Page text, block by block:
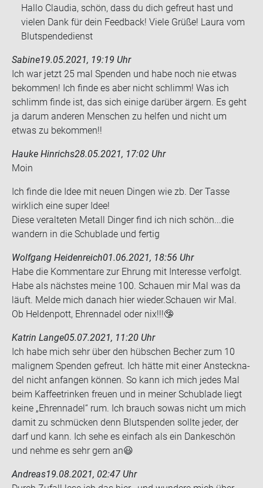
Hallo Claudia, schön, dass du dich gefreut hast und
vielen Dank für dein Feedback! Viele Grüße! Laura vom
Blutspendedienst
Sabine19.05.2021, 19:19 Uhr
Ich war jetzt 25 mal Spen­den und habe noch nie etwas
be­kom­men! Ich finde es aber nicht schlimm! Was ich
schlimm finde ist, das sich ei­ni­ge dar­über är­gern. Es geht
ja darum an­de­ren Men­schen zu hel­fen und nicht um
etwas zu be­kom­men!!
Hauke Hinrichs28.05.2021, 17:02 Uhr
Moin
Ich finde die Idee mit neuen Din­gen wie zb. Der Tasse
wirk­lich eine super Idee!
Diese ver­al­te­ten Me­tall Din­ger find ich nich schön...die
wan­dern in die Schub­la­de und fer­tig
Wolfgang Heidenreich01.06.2021, 18:56 Uhr
Habe die Kom­men­ta­re zur Eh­rung mit In­ter­es­se ver­folgt.
Habe als nächs­tes meine 100. Schau­en mir Mal was da
läuft. Melde mich da­nach hier wie­der.Schau­en wir Mal.
Ob Hel­den­pott, Eh­ren­na­del oder nix!!!🤥
Katrin Lange05.07.2021, 11:20 Uhr
Ich habe mich sehr über den hüb­schen Be­cher zum 10
ma­li­g­nem Spen­den ge­freut. Ich hätte mit einer An­steck­na­
del nicht an­fan­gen kön­nen. So kann ich mich jedes Mal
beim Kaf­fee­trin­ken freu­en und in mei­ner Schub­la­de liegt
keine „Eh­ren­na­del“ rum. Ich brauch sowas nicht um mich
damit zu schmü­cken denn Blut­spen­den soll­te jeder, der
darf und kann. Ich sehe es ein­fach als ein Dan­ke­schön
und nehme es sehr gern an😃
Andreas19.08.2021, 02:47 Uhr